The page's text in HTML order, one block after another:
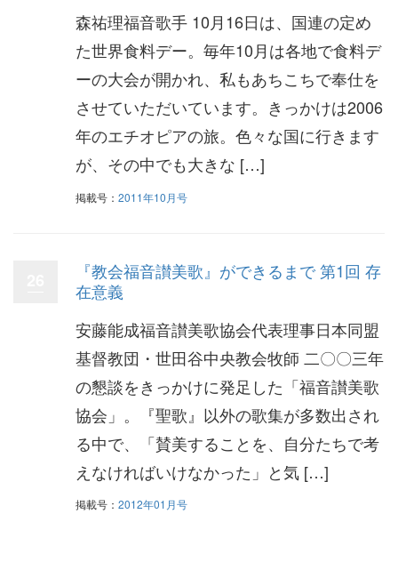
森祐理福音歌手 10月16日は、国連の定め
た世界食料デー。毎年10月は各地で食料デ
ーの大会が開かれ、私もあちこちで奉仕を
させていただいています。きっかけは2006
年のエチオピアの旅。色々な国に行きます
が、その中でも大きな […]
掲載号： 2011年10月号
『教会福音讃美歌』ができるまで 第1回 存
在意義
安藤能成福音讃美歌協会代表理事日本同盟
基督教団・世田谷中央教会牧師 二〇〇三年
の懇談をきっかけに発足した「福音讃美歌
協会」。『聖歌』以外の歌集が多数出され
る中で、「賛美することを、自分たちで考
えなければいけなかった」と気 […]
掲載号： 2012年01月号